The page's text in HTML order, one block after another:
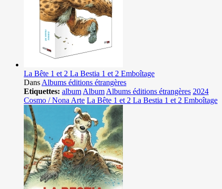
La Bête 1 et 2 La Bestia 1 et 2 Emboîtage
DansAlbums éditions étrangères
Etiquettes: albumAlbumAlbums éditions étrangères 2024
Cosmo / Nona Arte La Bête 1 et 2 La Bestia 1 et 2 Emboîtage